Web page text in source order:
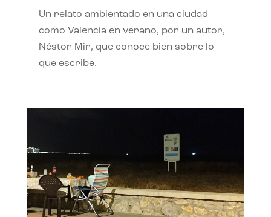
Un relato ambientado en una ciudad
como Valencia en verano, por un autor,
Néstor Mir, que conoce bien sobre lo
que escribe.